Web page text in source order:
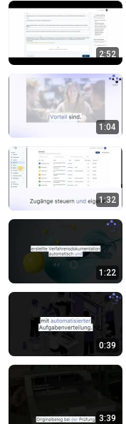
2:52
1:04
1:32
1:22
0:39
3:39